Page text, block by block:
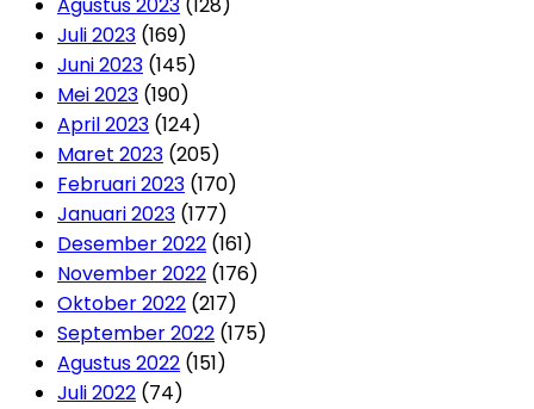
Agustus 2023 (128)
Juli 2023 (169)
Juni 2023 (145)
Mei 2023 (190)
April 2023 (124)
Maret 2023 (205)
Februari 2023 (170)
Januari 2023 (177)
Desember 2022 (161)
November 2022 (176)
Oktober 2022 (217)
September 2022 (175)
Agustus 2022 (151)
Juli 2022 (74)